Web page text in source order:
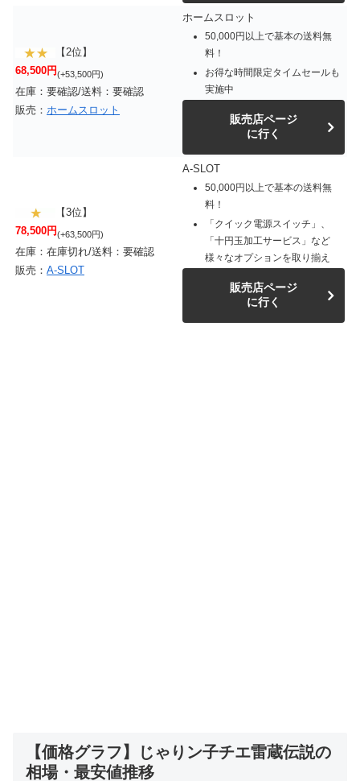
【2位】
68,500円(+53,500円)
在庫：要確認/送料：要確認
販売： ホームスロット
ホームスロット
50,000円以上で基本の送料無
料！
お得な時間限定タイムセールも
実施中
販売店ページ
に行く
【3位】
78,500円(+63,500円)
在庫：在庫切れ/送料：要確認
販売： A-SLOT
A-SLOT
50,000円以上で基本の送料無
料！
「クイック電源スイッチ」、
「十円玉加工サービス」など
様々なオプションを取り揃え
販売店ページ
に行く
【価格グラフ】じゃりン子チエ雷蔵伝説の
相場・最安値推移